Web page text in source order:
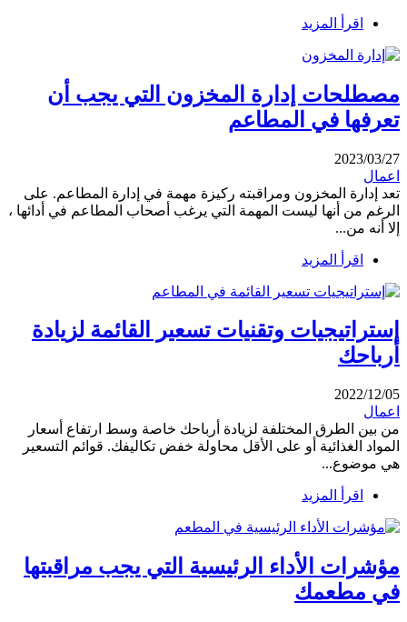
اقرأ المزيد
مصطلحات إدارة المخزون التي يجب أن
تعرفها في المطاعم
2023/03/27
اعمال
تعد إدارة المخزون ومراقبته ركيزة مهمة في إدارة المطاعم. على
الرغم من أنها ليست المهمة التي يرغب أصحاب المطاعم في أدائها ،
إلا أنه من...
اقرأ المزيد
إستراتيجيات وتقنيات تسعير القائمة لزيادة
أرباحك
2022/12/05
اعمال
من بين الطرق المختلفة لزيادة أرباحك خاصة وسط ارتفاع أسعار
المواد الغذائية أو على الأقل محاولة خفض تكاليفك. قوائم التسعير
هي موضوع...
اقرأ المزيد
مؤشرات الأداء الرئيسية التي يجب مراقبتها
في مطعمك